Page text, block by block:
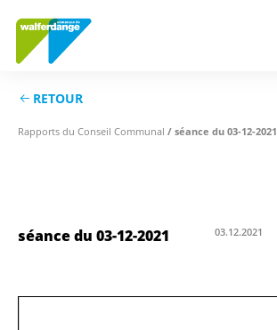
RETOUR
Rapports du Conseil Communal / séance du 03-12-2021
séance du 03-12-2021 03.12.2021